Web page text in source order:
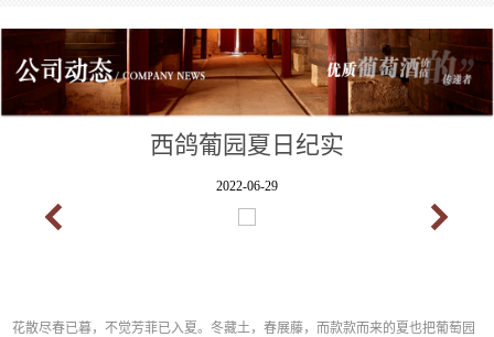
关于酒易
酒易名品
合作专区
西鸽葡园夏日纪实
2022-06-29
花散尽春已暮，不觉芳菲已入夏。冬藏土，春展藤，而款款而来的夏也把葡萄园